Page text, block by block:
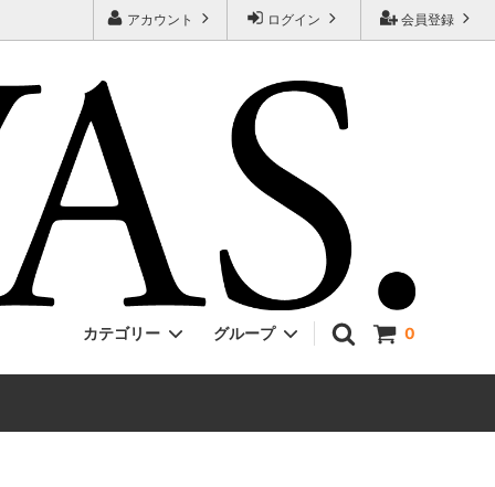
会員登録
ログイン
アカウント
0
カテゴリー グループ